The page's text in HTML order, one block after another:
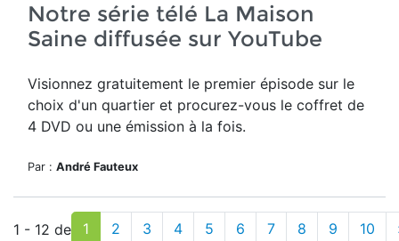
Notre série télé La Maison
Saine diffusée sur YouTube
Visionnez gratuitement le premier épisode sur le
choix d'un quartier et procurez-vous le coffret de
4 DVD ou une émission à la fois.
Par : André Fauteux
1 - 12 de
1 2 3 4 5 6 7 8 9 10